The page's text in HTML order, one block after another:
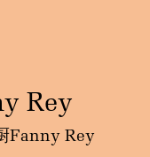
Rey
Fanny Rey